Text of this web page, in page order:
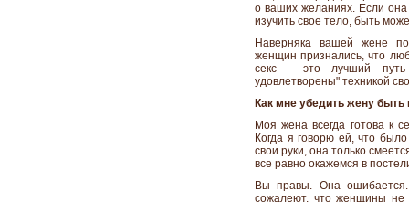
о ваших желаниях. Если
изучить свое тело, быть
Наверняка вашей жене
женщин признались, что
секс - это лучший путь
удовлетворены" техникой
Как мне убедить жену быть
Моя жена всегда готова к
Когда я говорю ей, что
свои руки, она только
все равно окажемся в
Вы правы. Она
сожалеют, что женщины не